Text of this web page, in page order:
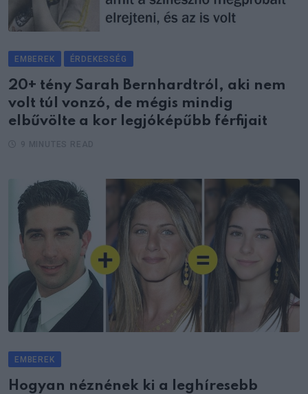
EMBEREK ÉRDEKESSÉG
20+ tény Sarah Bernhardtról, aki nem
volt túl vonzó, de mégis mindig
elbűvölte a kor legjóképűbb férfijait
EMBEREK
Hogyan néznének ki a leghíresebb